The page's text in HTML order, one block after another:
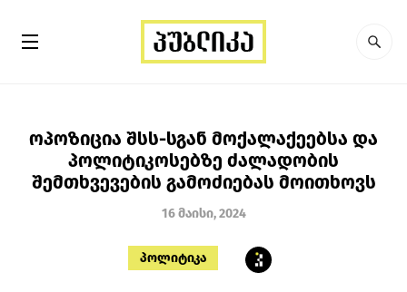
ოპოზიცია შსს-სგან მოქალაქეებსა და
პოლიტიკოსებზე ძალადობის
შემთხვევების გამოძიებას მოითხოვს
16 მაისი, 2024
პოლიტიკა